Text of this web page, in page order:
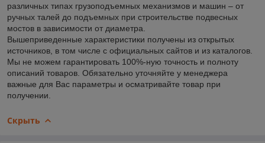
различных типах грузоподъемных механизмов и машин – от
ручных талей до подъемных при строительстве подвесных
мостов в зависимости от диаметра.
Вышеприведенные характеристики получены из открытых
источников, в том числе с официальных сайтов и из каталогов.
Мы не можем гарантировать 100%-ную точность и полноту
описаний товаров. Обязательно уточняйте у менеджера
важные для Вас параметры и осматривайте товар при
получении.
Скрыть